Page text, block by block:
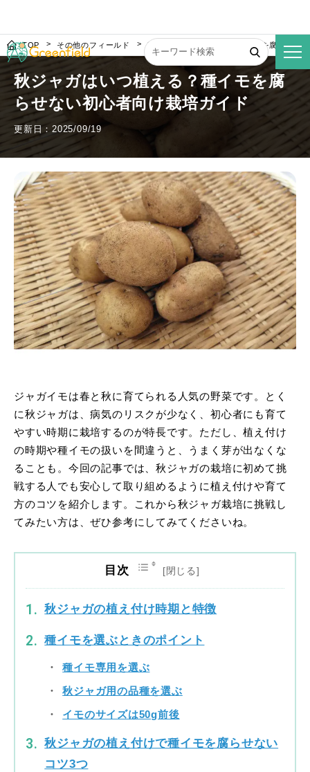
TOP その他のフィールド 秋ジャガはいつ植える？種イモを腐らせな
秋ジャガはいつ植える？種イモを腐
らせない初心者向け栽培ガイド
更新日：2025/09/19
ジャガイモは春と秋に育てられる人気の野菜です。とく
に秋ジャガは、病気のリスクが少なく、初心者にも育て
やすい時期に栽培するのが特長です。ただし、植え付け
の時期や種イモの扱いを間違うと、うまく芽が出なくな
ることも。今回の記事では、秋ジャガの栽培に初めて挑
戦する人でも安心して取り組めるように植え付けや育て
方のコツを紹介します。これから秋ジャガ栽培に挑戦し
てみたい方は、ぜひ参考にしてみてくださいね。
目次
秋ジャガの植え付け時期と特徴
種イモを選ぶときのポイント
種イモ専用を選ぶ
秋ジャガ用の品種を選ぶ
イモのサイズは50g前後
秋ジャガの植え付けで種イモを腐らせない
コツ3つ